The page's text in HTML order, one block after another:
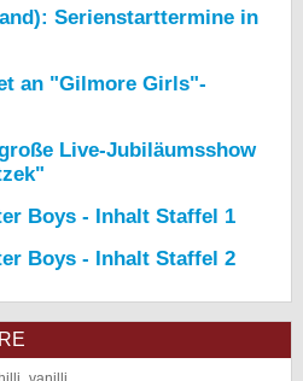
Serienstarttermine in
an "Gilmore Girls"-
Live-Jubiläumsshow
Boys - Inhalt Staffel 1
Boys - Inhalt Staffel 2